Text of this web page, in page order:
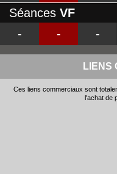
Séances VF
-
- -
LIENS
Ces liens commerciaux sont
l'achat de